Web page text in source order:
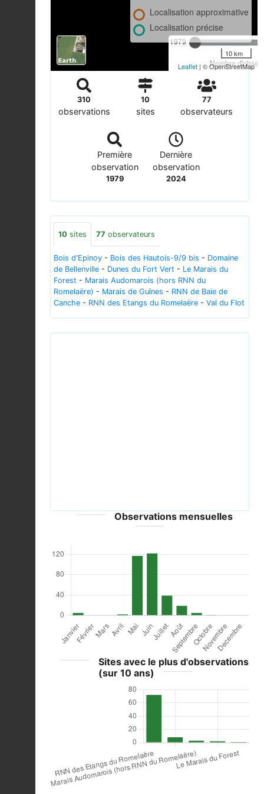
1979
Nombre
Localisation approximative
Localisation précise
10 km
Leaflet | © OpenStreetMap
310
observations
10
sites
77
observateurs
Première
observation
1979
Dernière
observation
2024
10 sites 77 observateurs
Bois d'Epinoy - Bois des Hautois-9/9 bis - Domaine
de Bellenville - Dunes du Fort Vert - Le Marais du
Forest - Marais Audomarois (hors RNN du
Romelaëre) - Marais de Guînes - RNN de Baie de
Canche - RNN des Etangs du Romelaëre - Val du Flot
Observations mensuelles
Sites avec le plus d'observations
(sur 10 ans)